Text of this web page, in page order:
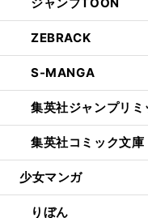
ZEBRACK
S-MANGA
集英社ジャンプリミ
集英社コミック文庫
少女マンガ
りぼん